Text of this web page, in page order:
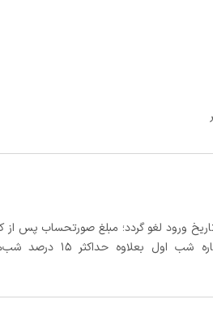
15 درصد شب‌های باقیمانده کسر می‌شود.